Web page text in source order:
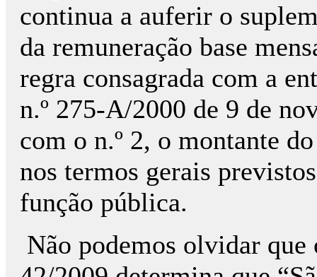
continua a auferir o
da remuneração base
regra consagrada com a
n.º 275-A/2000 de 9 de
com o n.º 2, o montante
nos termos gerais
função pública.
Não podemos olvidar